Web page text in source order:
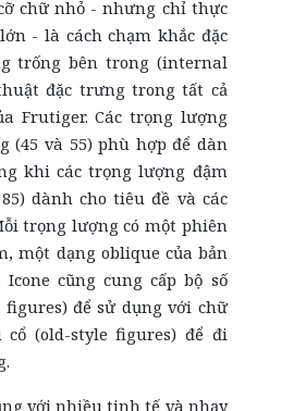
chữ nhỏ - nhưng chỉ thực
- là cách chạm khắc đặc
trống bên trong (internal
đặc trưng trong tất cả
Frutiger. Các trọng lượng
(45 và 55) phù hợp để dàn
khi các trọng lượng đậm
dành cho tiêu đề và các
trọng lượng có một phiên
một dạng oblique của bản
cũng cung cấp bộ số
để sử dụng với chữ
cổ (old-style figures) để đi
với nhiều tinh tế và nhạy